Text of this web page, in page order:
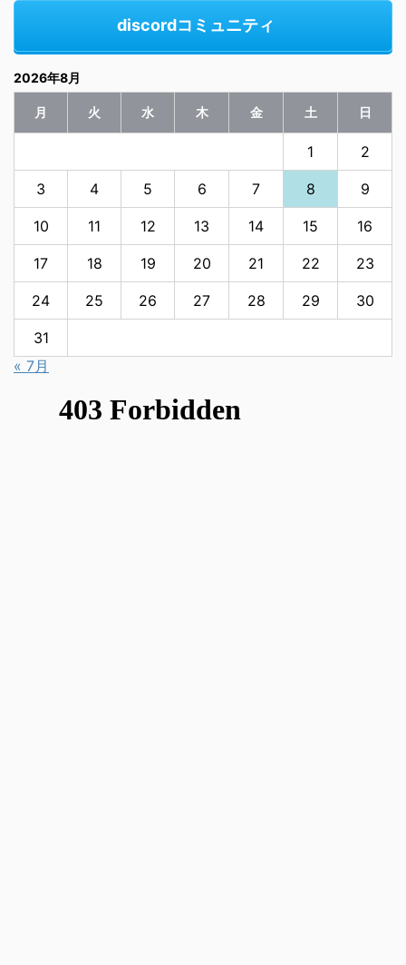
discordコミュニティ
2026年8月
月 火 水 木 金 土 日
1 2
3 4 5 6 7 8 9
10 11 12 13 14 15 16
17 18 19 20 21 22 23
24 25 26 27 28 29 30
31
« 7月